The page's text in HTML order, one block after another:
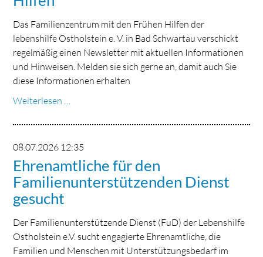
Das Familienzentrum mit den Frühen Hilfen der
lebenshilfe Ostholstein e. V. in Bad Schwartau verschickt
regelmäßig einen Newsletter mit aktuellen Informationen
und Hinweisen. Melden sie sich gerne an, damit auch Sie
diese Informationen erhalten
Weiterlesen …
des
Familienzentrums
den
Frühen
08.07.2026 12:35
Ehrenamtliche für den
Familienunterstützenden Dienst
gesucht
Der Familienunterstützende Dienst (FuD) der Lebenshilfe
Ostholstein e.V. sucht engagierte Ehrenamtliche, die
Familien und Menschen mit Unterstützungsbedarf im